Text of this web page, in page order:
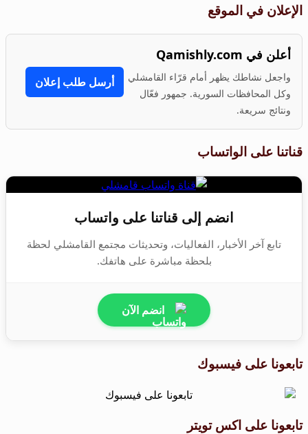
الإعلان في الموقع
أعلن في Qamishly.com
واجعل نشاطك يظهر أمام قرّاء القامشلي
وكل المحافظات السورية. جمهور فعّال
ونتائج سريعة.
أرسل طلب إعلان
قناتنا على الواتساب
انضم إلى قناتنا على واتساب
تابع آخر الأخبار، الفعاليات، وتحديثات مجتمع القامشلي لحظة
بلحظة مباشرة على هاتفك.
انضم الآن
تابعونا على فيسبوك
تابعونا على اكس تويتر